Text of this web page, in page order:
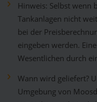
Hinweis: Selbst wenn
Tankanlagen nicht
bei der
eingeben werden.
Wesentlichen durch
Wann wird geliefert?
Umgebung von